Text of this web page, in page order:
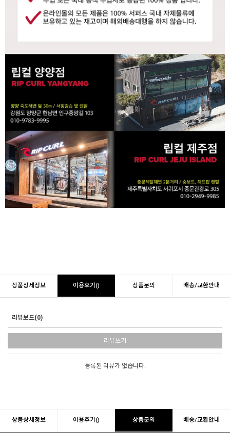
상품상세정보 이용후기() 상품문의 배송/교환안내
리뷰보드(0)
리뷰쓰기
등록된 리뷰가 없습니다.
상품상세정보 이용후기() 상품문의 배송/교환안내